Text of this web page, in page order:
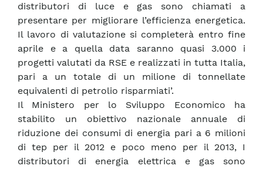
distributori di luce e gas sono chiamati a
presentare per migliorare l’efficienza energetica.
Il lavoro di valutazione si completerà entro fine
aprile e a quella data saranno quasi 3.000 i
progetti valutati da RSE e realizzati in tutta Italia,
pari a un totale di un milione di tonnellate
equivalenti di petrolio risparmiati’.
Il Ministero per lo Sviluppo Economico ha
stabilito un obiettivo nazionale annuale di
riduzione dei consumi di energia pari a 6 milioni
di tep per il 2012 e poco meno per il 2013, I
distributori di energia elettrica e gas sono